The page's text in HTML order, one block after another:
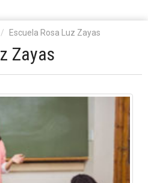
Escuela Rosa Luz Zayas
Zayas